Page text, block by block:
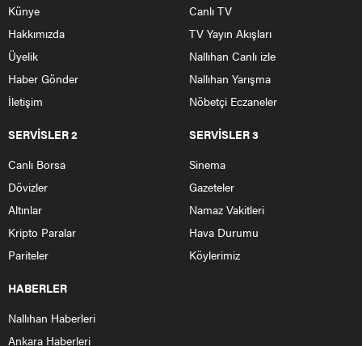
Künye
Hakkımızda
Üyelik
Haber Gönder
İletişim
Canlı TV
TV Yayın Akışları
Nallıhan Canlı izle
Nallıhan Yarışma
Nöbetçi Eczaneler
SERVİSLER 2
Canlı Borsa
Dövizler
Altınlar
Kripto Paralar
Pariteler
SERVİSLER 3
Sinema
Gazeteler
Namaz Vakitleri
Hava Durumu
Köylerimiz
HABERLER
Nallıhan Haberleri
Ankara Haberleri